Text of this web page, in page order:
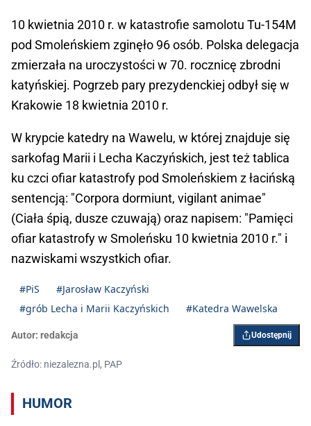
10 kwietnia 2010 r. w katastrofie samolotu Tu-154M
pod Smoleńskiem zginęło 96 osób. Polska delegacja
zmierzała na uroczystości w 70. rocznicę zbrodni
katyńskiej. Pogrzeb pary prezydenckiej odbył się w
Krakowie 18 kwietnia 2010 r.
W krypcie katedry na Wawelu, w której znajduje się
sarkofag Marii i Lecha Kaczyńskich, jest też tablica
ku czci ofiar katastrofy pod Smoleńskiem z łacińską
sentencją: "Corpora dormiunt, vigilant animae"
(Ciała śpią, dusze czuwają) oraz napisem: "Pamięci
ofiar katastrofy w Smoleńsku 10 kwietnia 2010 r." i
nazwiskami wszystkich ofiar.
#PiS
#Jarosław Kaczyński
#grób Lecha i Marii Kaczyńskich
#Katedra Wawelska
Autor: redakcja Udostępnij
Źródło: niezalezna.pl, PAP
HUMOR